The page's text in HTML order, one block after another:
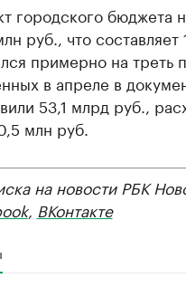
городского бюджета
руб., что
примерно на
в апреле в
53,1 млрд руб.,
млн руб.
на новости РБК
, ВКонтакте